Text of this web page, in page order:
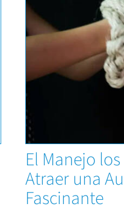
El Manejo
Atraer una
Fascinante